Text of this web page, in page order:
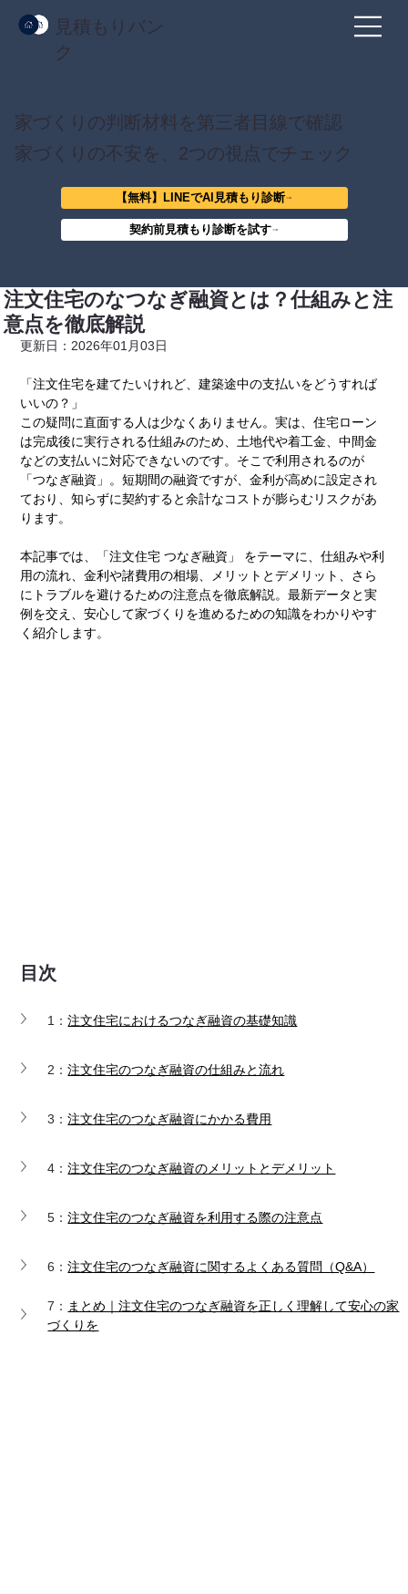
見積もりバン
ク
家づくりの判断材料を第三者目線で確認
家づくりの不安を、2つの視点でチェック
【無料】LINEでAI見積もり診断
契約前見積もり診断を試す
注文住宅のなつなぎ融資とは？仕組みと注
意点を徹底解説
更新日：2026年01月03日
「注文住宅を建てたいけれど、建築途中の支払いをどうすれば
いいの？」
この疑問に直面する人は少なくありません。実は、住宅ローン
は完成後に実行される仕組みのため、土地代や着工金、中間金
などの支払いに対応できないのです。そこで利用されるのが
「つなぎ融資」。短期間の融資ですが、金利が高めに設定され
ており、知らずに契約すると余計なコストが膨らむリスクがあ
ります。
本記事では、「注文住宅 つなぎ融資」 をテーマに、仕組みや利
用の流れ、金利や諸費用の相場、メリットとデメリット、さら
にトラブルを避けるための注意点を徹底解説。最新データと実
例を交え、安心して家づくりを進めるための知識をわかりやす
く紹介します。
目次
1：注文住宅におけるつなぎ融資の基礎知識
2：注文住宅のつなぎ融資の仕組みと流れ
3：注文住宅のつなぎ融資にかかる費用
4：注文住宅のつなぎ融資のメリットとデメリット
5：注文住宅のつなぎ融資を利用する際の注意点
6：注文住宅のつなぎ融資に関するよくある質問（Q&A）
7： まとめ｜注文住宅のつなぎ融資を正しく理解して安心の家
づくりを